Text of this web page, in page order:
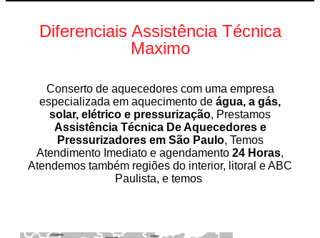
Diferenciais Assistência Técnica
Maximo
Conserto de aquecedores com uma empresa
especializada em aquecimento de água, a gás,
solar, elétrico e pressurização, Prestamos
Assistência Técnica De Aquecedores e
Pressurizadores em São Paulo, Temos
Atendimento Imediato e agendamento 24 Horas,
Atendemos também regiões do interior, litoral e ABC
Paulista, e temos